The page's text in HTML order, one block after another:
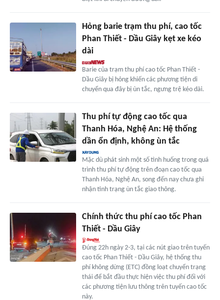
Hỏng barie trạm thu phí, cao tốc
Phan Thiết - Dầu Giây kẹt xe kéo
dài
Barie của trạm thu phí cao tốc Phan Thiết -
Dầu Giây bị hỏng khiến các phương tiện di
chuyển qua đây bị ùn tắc, ngưng trệ kéo dài.
Thu phí tự động cao tốc qua
Thanh Hóa, Nghệ An: Hệ thống
dần ổn định, không ùn tắc
Mặc dù phát sinh một số tình huống trong quá
trình thu phí tự động trên đoạn cao tốc qua
Thanh Hóa, Nghệ An, song đến nay chưa ghi
nhận tình trạng ùn tắc giao thông.
Chính thức thu phí cao tốc Phan
Thiết - Dầu Giây
Đúng 22h ngày 2-3, tại các nút giao trên tuyến
cao tốc Phan Thiết - Dầu Giây, hệ thống thu
phí không dừng (ETC) đồng loạt chuyển trạng
thái để bắt đầu thực hiện việc thu phí đối với
các phương tiện lưu thông trên tuyến cao tốc
này.